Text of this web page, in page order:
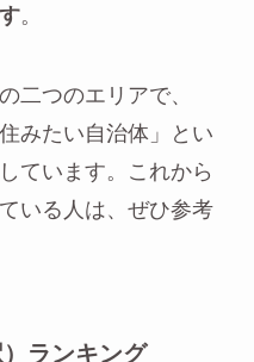
。
二つのエリアで、
みたい自治体」とい
ています。これから
いる人は、ぜひ参考
ランキング